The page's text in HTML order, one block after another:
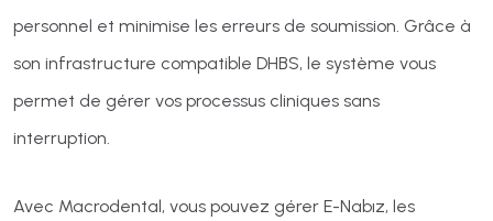
personnel et minimise les erreurs de soumission. Grâce à
son infrastructure compatible DHBS, le système vous
permet de gérer vos processus cliniques sans
interruption.
Avec Macrodental, vous pouvez gérer E-Nabız, les